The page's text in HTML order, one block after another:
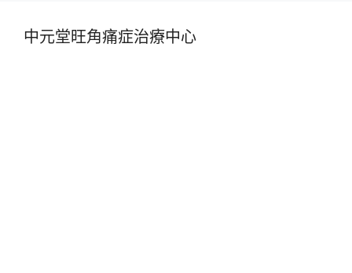
中元堂旺角痛症治療中心